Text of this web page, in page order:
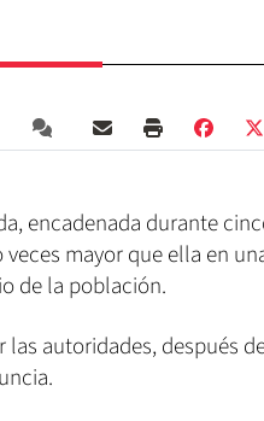
encadenada durante
mayor que ella en
de la población.
autoridades, después